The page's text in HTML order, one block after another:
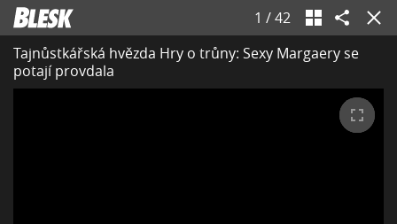
1 /42
Tajnůstkářská hvězda Hry o trůny: Sexy Margaery se
potají provdala